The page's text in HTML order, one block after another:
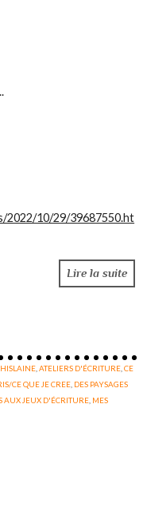
2022/10/29/39687550.ht
Lire la suite
,ATELIERS D'ÉCRITURE ,CE
CE QUE JE CREE DES PAYSAGES
AUX JEUX D'ÉCRITURE MES